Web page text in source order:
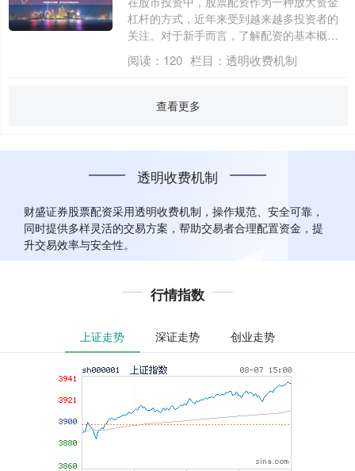
杠杆的方式，近年来受到越来越多投资者的
关注。对于新手而言，了解配资的基本概
阅读： 120 栏目： 透明收费机制
查看更多
透明收费机制
财盛证券股票配资采用透明收费机制，操作规范、安全可靠，
同时提供多样灵活的交易方案，帮助交易者合理配置资金，提
升交易效率与安全性。
行情指数
上证走势 深证走势 创业走势